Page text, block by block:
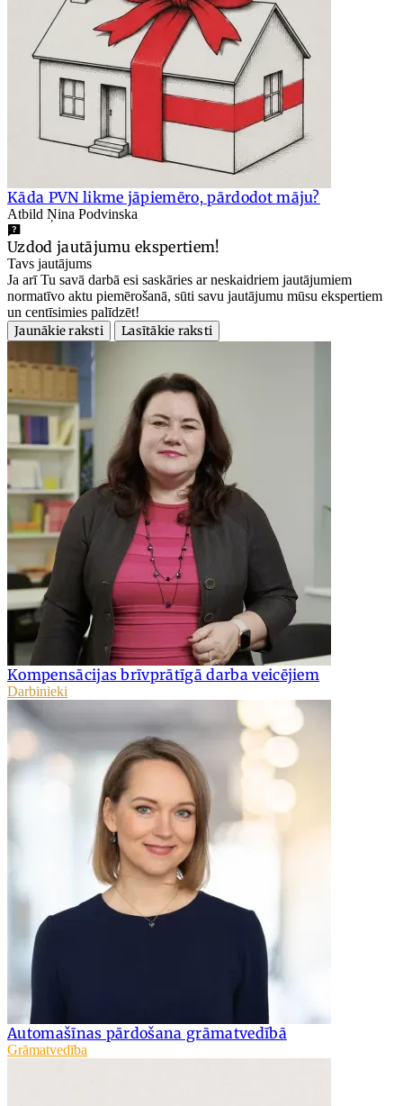
Kāda PVN likme jāpiemēro, pārdodot māju?
Atbild Ņina Podvinska
Uzdod jautājumu ekspertiem!
Tavs jautājums
Ja arī Tu savā darbā esi saskāries ar neskaidriem jautājumiem
normatīvo aktu piemērošanā, sūti savu jautājumu mūsu ekspertiem
un centīsimies palīdzēt!
Jaunākie raksti
Lasītākie raksti
Kompensācijas brīvprātīgā darba veicējiem
Darbinieki
Automašīnas pārdošana grāmatvedībā
Grāmatvedība